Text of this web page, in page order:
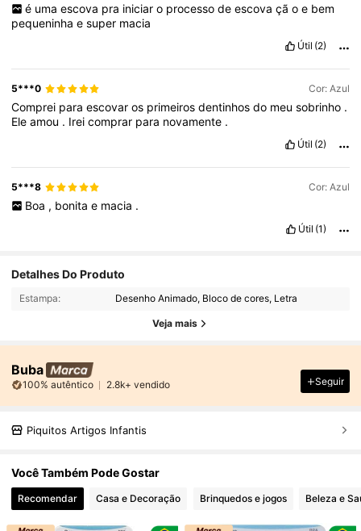
é uma escova pra iniciar o processo de escova çã o e bem
pequeninhaesuper macia
Útil (2)
5***0 Cor: Azul
Comprei paraescovaros primeirosdentinhosdo meusobrinho .
Eleamou . Ireicomprar para novamente .
Útil (2)
5***8 Cor: Azul
Boa , bonita e macia .
Útil (1)
Detalhes Do Produto
Estampa: Desenho Animado, Bloco de cores, Letra
Veja mais
Buba
100% autêntico 2.8k+ vendido Seguir
Piquitos Artigos Infantis
Você Também Pode Gostar
Recomendar Casa e Decoração Brinquedos e jogos Beleza e